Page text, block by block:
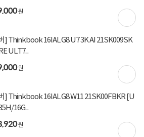
원
] Thinkbook 16IAL G8 U7 3K AI 21SK009SK
ULT7...
원
] Thinkbook 16IAL G8 W11 21SK00FBKR [U
16G...
원